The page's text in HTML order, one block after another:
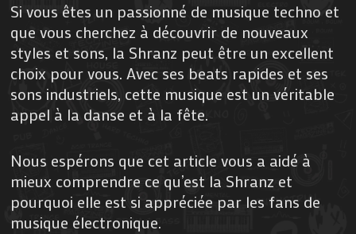
Si vous êtes un passionné de musique techno et
que vous cherchez à découvrir de nouveaux
styles et sons, la Shranz peut être un excellent
choix pour vous. Avec ses beats rapides et ses
sons industriels, cette musique est un véritable
appel à la danse et à la fête.
Nous espérons que cet article vous a aidé à
mieux comprendre ce qu’est la Shranz et
pourquoi elle est si appréciée par les fans de
musique électronique.